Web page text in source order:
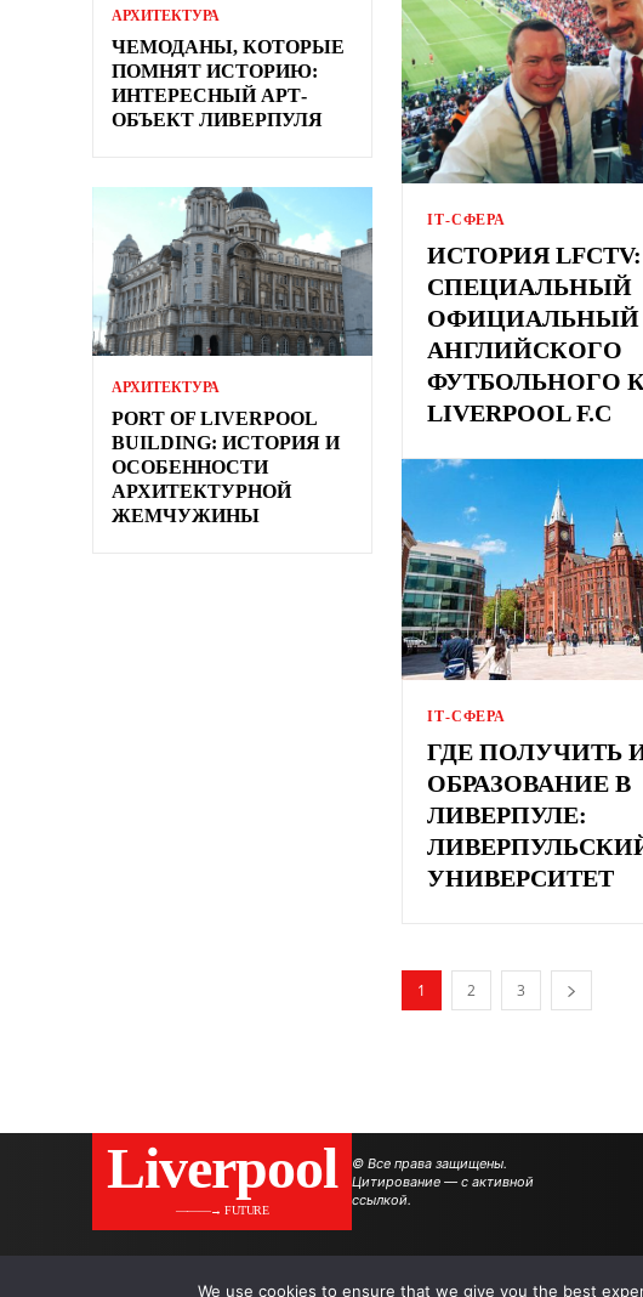
АРХИТЕКТУРА
ЧЕМОДАНЫ, КОТОРЫЕ
ПОМНЯТ ИСТОРИЮ:
ИНТЕРЕСНЫЙ АРТ-
ОБЪЕКТ ЛИВЕРПУЛЯ
АРХИТЕКТУРА
PORT OF LIVERPOOL
BUILDING: ИСТОРИЯ И
ОСОБЕННОСТИ
АРХИТЕКТУРНОЙ
ЖЕМЧУЖИНЫ
ІТ-СФЕРА
ИСТОРИЯ LFCTV:
СПЕЦИАЛЬНЫЙ
ОФИЦИАЛЬНЫЙ
АНГЛИЙСКОГО
ФУТБОЛЬНОГО
LIVERPOOL F.C
ІТ-СФЕРА
ГДЕ ПОЛУЧИТЬ
ОБРАЗОВАНИЕ В
ЛИВЕРПУЛЕ:
УНИВЕРСИТЕТ
1 2 3
Liverpool
———→ FUTURE
© Все права защищены.
Цитирование — с активной
ссылкой.
We use cookies to ensure that we give you the best